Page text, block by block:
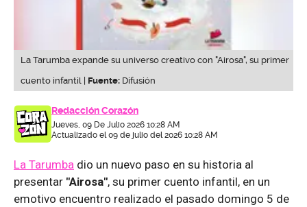
La Tarumba expande su universo creativo con "Airosa", su primer
cuento infantil | Fuente: Difusión
Redacción Corazón
Jueves, 09 De Julio 2026 10:28 AM
Actualizado el 09 de julio del 2026 10:28 AM
La Tarumba dio un nuevo paso en su historia al
presentar "Airosa", su primer cuento infantil, en un
emotivo encuentro realizado el pasado domingo 5 de